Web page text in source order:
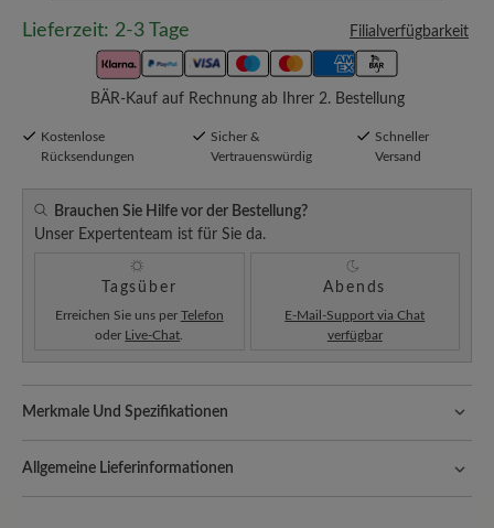
Lieferzeit: 2-3 Tage Filialverfügbarkeit
BÄR-Kauf auf Rechnung ab Ihrer 2. Bestellung
Kostenlose
Rücksendungen
Sicher &
Vertrauenswürdig
Schneller
Versand
Brauchen Sie Hilfe vor der Bestellung?
Unser Expertenteam ist für Sie da.
Tagsüber
Erreichen Sie uns per Telefon
oder Live-Chat
Abends
E-Mail-Support via Chat
verfügbar
Merkmale Und Spezifikationen
Natürlich geformte Schuhe, handgefertigt hergestellt.
Komfort für jeden Schritt:Synthetisches Leder bietet eine
Allgemeine Lieferinformationen